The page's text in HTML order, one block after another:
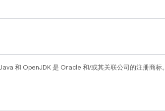
和 OpenJDK 是 Oracle 和/或其关联公司的注册商标。